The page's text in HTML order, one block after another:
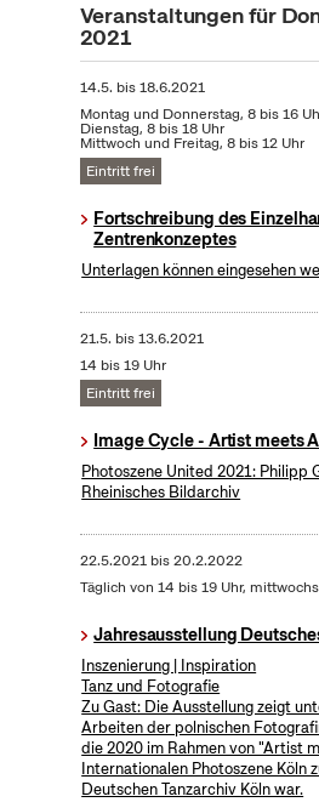
Veranstaltungen für
2021
14.5. bis18.6.2021
Montag und Donnerstag, 8 bis 16
Dienstag, 8 bis 18 Uhr
Mittwoch und Freitag, 8 bis 12 Uhr
Eintritt frei
Fortschreibung des
Zentrenkonzeptes
Unterlagen können eingesehen
21.5. bis13.6.2021
14 bis 19 Uhr
Eintritt frei
Image Cycle - Artist meets
Photoszene United 2021: Philipp
Rheinisches Bildarchiv
22.5.2021bis20.2.2022
Täglich von 14 bis 19 Uhr,
Jahresausstellung
Inszenierung | Inspiration
Tanz und Fotografie
Zu Gast: Die Ausstellung zeigt
Arbeiten der polnischen
die 2020 im Rahmen von "Artist
Internationalen Photoszene Köln
Deutschen Tanzarchiv Köln war.